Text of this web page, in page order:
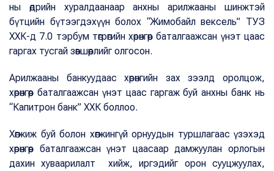
ны өдрийн хуралдаанаар анхны арилжааны шинжтэй
бүтцийн бүтээгдэхүүн болох “Жимобайл вексель” ТУЗ
ХХК-д 7.0 тэрбум төгрөгийн хөрөнгөөр баталгаажсан үнэт цаас
гаргах тусгай зөвшөөрлийг олгосон.
Арилжааны банкуудаас хөрөнгийн зах зээлд оролцож,
хөрөнгөөр баталгаажсан үнэт цаас гаргаж буй анхны банк нь
“Капитрон банк” ХХК боллоо.
Хөгжиж буй болон хөгжингүй орнуудын туршлагаас үзэхэд
хөрөнгөөр баталгаажсан үнэт цаасаар дамжуулан орлогын
дахин хуваарилалт хийж, иргэдийг орон сууцжуулах,